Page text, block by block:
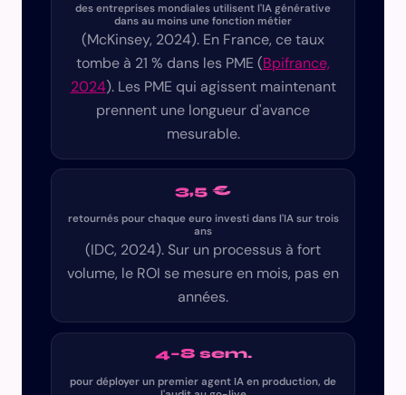
des entreprises mondiales utilisent l'IA générative
dans au moins une fonction métier
(McKinsey, 2024). En France, ce taux
tombe à 21 % dans les PME (Bpifrance,
2024). Les PME qui agissent maintenant
prennent une longueur d'avance
mesurable.
3,5 €
retournés pour chaque euro investi dans l'IA sur trois
ans
(IDC, 2024). Sur un processus à fort
volume, le ROI se mesure en mois, pas en
années.
4–8 sem.
pour déployer un premier agent IA en production, de